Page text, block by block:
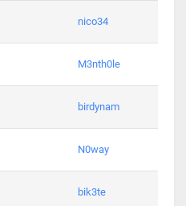
nico34
M3nth0le
birdynam
N0way
bik3te